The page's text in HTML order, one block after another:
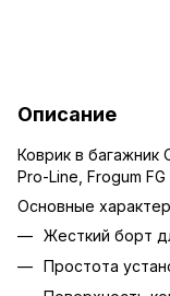
Описание
Коврик в багажник
Pro-Line, Frogum FG
Основные
Жесткий борт
Простота